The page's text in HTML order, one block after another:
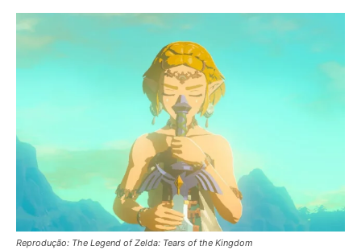
Reprodução: The Legend of Zelda: Tears of the Kingdom